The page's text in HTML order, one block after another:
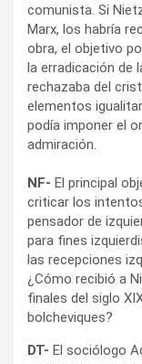
comunista. Si
Marx, los habría
obra, el objetivo
la erradicación de
rechazaba del
elementos
podía imponer el
admiración.
NF- El principal
criticar los
pensador de
para fines
las recepciones
¿Cómo recibió a
finales del siglo
bolcheviques?
DT- El sociólogo